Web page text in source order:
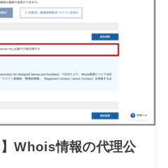
】Whois情報の代理公